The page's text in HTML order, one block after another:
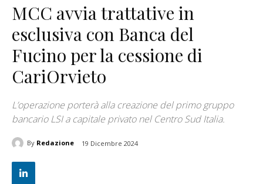
MCC avvia trattative in
esclusiva con Banca del
Fucino per la cessione di
CariOrvieto
L’operazione porterà alla creazione del primo gruppo
bancario LSI a capitale privato nel Centro Sud Italia.
By Redazione 19 Dicembre 2024